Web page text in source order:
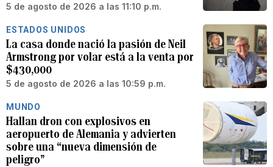
5 de agosto de 2026 a las 11:10 p.m.
ESTADOS UNIDOS
La casa donde nació la pasión de Neil
Armstrong por volar está a la venta por
$430,000
5 de agosto de 2026 a las 10:59 p.m.
MUNDO
Hallan dron con explosivos en
aeropuerto de Alemania y advierten
sobre una “nueva dimensión de
peligro”